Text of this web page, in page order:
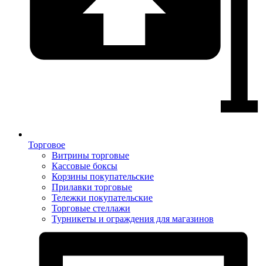
Торговое
Витрины торговые
Кассовые боксы
Корзины покупательские
Прилавки торговые
Тележки покупательские
Торговые стеллажи
Турникеты и ограждения для магазинов